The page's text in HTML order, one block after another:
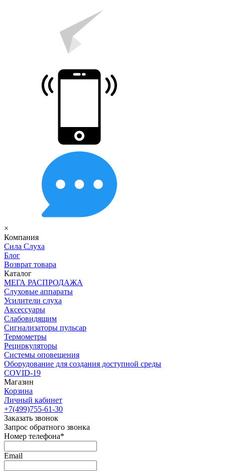
×
Компания
Сила Слуха
Блог
Возврат товара
Каталог
МЕГА РАСПРОДАЖА
Слуховые аппараты
Усилители слуха
Аксессуары
Слабовидящим
Сигнализаторы пульсар
Термометры
Рециркуляторы
Cистемы оповещения
Оборудование для создания доступной среды
COVID-19
Магазин
Корзина
Личный кабинет
+7(499)755-61-30
Заказать звонок
Запрос обратного звонка
Номер телефона*
Email